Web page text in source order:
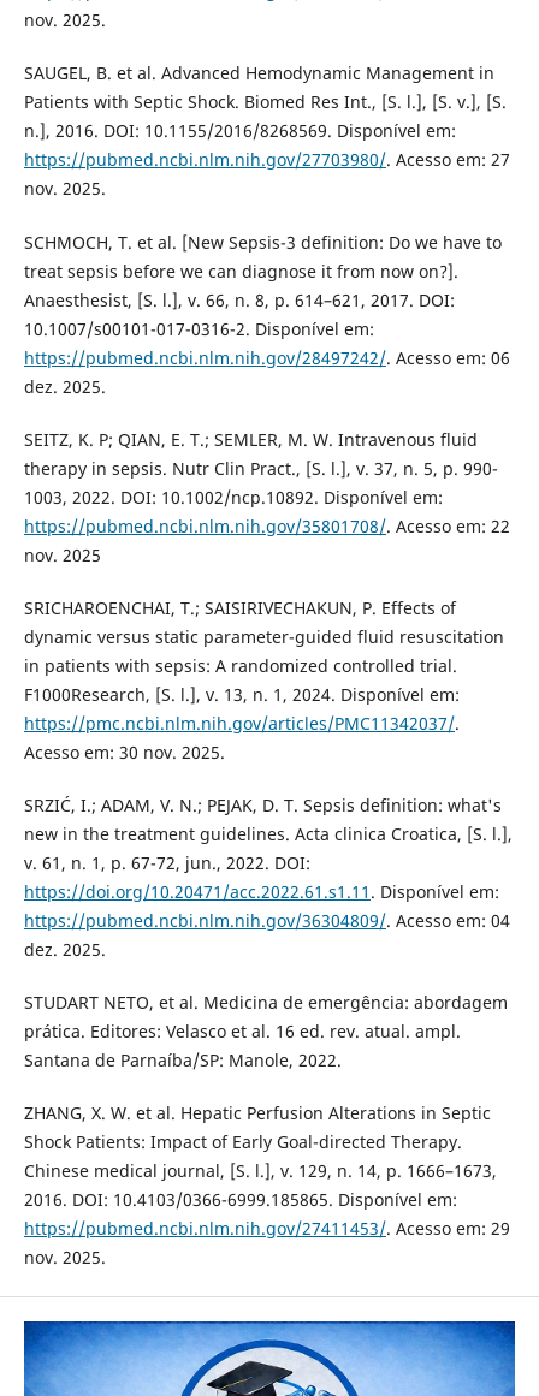
nov. 2025.
SAUGEL, B. et al. Advanced Hemodynamic Management in
Patients with Septic Shock. Biomed Res Int., [S. l.], [S. v.], [S.
n.], 2016. DOI: 10.1155/2016/8268569. Disponível em:
https://pubmed.ncbi.nlm.nih.gov/27703980/. Acesso em: 27
nov. 2025.
SCHMOCH, T. et al. [New Sepsis-3 definition: Do we have to
treat sepsis before we can diagnose it from now on?].
Anaesthesist, [S. l.], v. 66, n. 8, p. 614–621, 2017. DOI:
10.1007/s00101-017-0316-2. Disponível em:
https://pubmed.ncbi.nlm.nih.gov/28497242/. Acesso em: 06
dez. 2025.
SEITZ, K. P; QIAN, E. T.; SEMLER, M. W. Intravenous fluid
therapy in sepsis. Nutr Clin Pract., [S. l.], v. 37, n. 5, p. 990-
1003, 2022. DOI: 10.1002/ncp.10892. Disponível em:
https://pubmed.ncbi.nlm.nih.gov/35801708/. Acesso em: 22
nov. 2025
SRICHAROENCHAI, T.; SAISIRIVECHAKUN, P. Effects of
dynamic versus static parameter-guided fluid resuscitation
in patients with sepsis: A randomized controlled trial.
F1000Research, [S. l.], v. 13, n. 1, 2024. Disponível em:
https://pmc.ncbi.nlm.nih.gov/articles/PMC11342037/.
Acesso em: 30 nov. 2025.
SRZIĆ, I.; ADAM, V. N.; PEJAK, D. T. Sepsis definition: what's
new in the treatment guidelines. Acta clinica Croatica, [S. l.],
v. 61, n. 1, p. 67-72, jun., 2022. DOI:
https://doi.org/10.20471/acc.2022.61.s1.11 . Disponível em:
https://pubmed.ncbi.nlm.nih.gov/36304809/. Acesso em: 04
dez. 2025.
STUDART NETO, et al. Medicina de emergência: abordagem
prática. Editores: Velasco et al. 16 ed. rev. atual. ampl.
Santana de Parnaíba/SP: Manole, 2022.
ZHANG, X. W. et al. Hepatic Perfusion Alterations in Septic
Shock Patients: Impact of Early Goal-directed Therapy.
Chinese medical journal, [S. l.], v. 129, n. 14, p. 1666–1673,
2016. DOI: 10.4103/0366-6999.185865. Disponível em:
https://pubmed.ncbi.nlm.nih.gov/27411453/. Acesso em: 29
nov. 2025.